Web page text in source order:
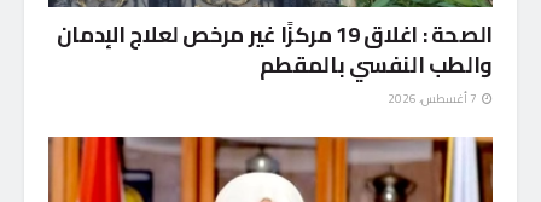
الصحة : اغلاق 19 مركزًا غير مرخص لعلاج الإدمان
والطب النفسي بالمقطم